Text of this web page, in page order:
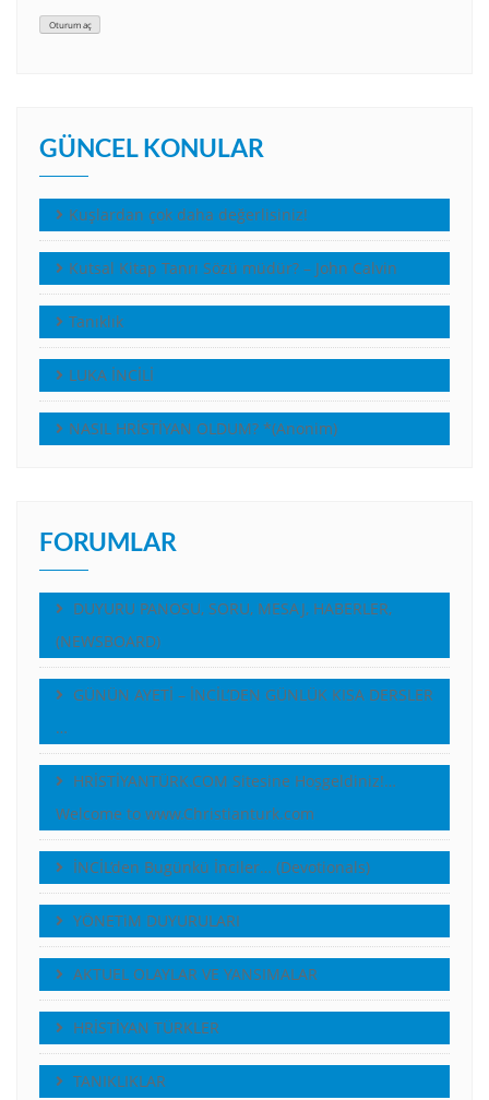
Oturum aç
GÜNCEL KONULAR
Kuşlardan çok daha değerlisiniz!
Kutsal Kitap Tanrı Sözü müdür? – John Calvin
Tanıklık
LUKA İNCİLİ
NASIL HRİSTİYAN OLDUM? *(Anonim)
FORUMLAR
DUYURU PANOSU, SORU, MESAJ, HABERLER,
(NEWSBOARD)
GÜNÜN AYETİ – İNCİL’DEN GÜNLÜK KISA DERSLER
…
HRİSTİYANTÜRK.COM Sitesine Hoşgeldiniz!…
Welcome to www.Christianturk.com
İNCİL’den Bugünkü İnciler… (Devotionals)
YÖNETiM DUYURULARI
AKTUEL OLAYLAR VE YANSIMALAR
HRİSTİYAN TÜRKLER
TANIKLIKLAR